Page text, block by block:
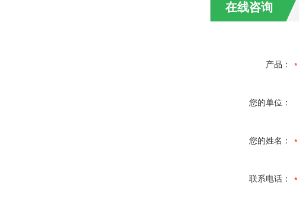
在线咨询
产品：
您的单位：
您的姓名：
联系电话：